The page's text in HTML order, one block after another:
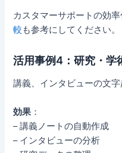
カスタマーサポートの効
較 も参考にしてください。
活用事例4：研究・学
講義、インタビューの文字
効果 ：
– 講義ノートの自動作成
– インタビューの分析